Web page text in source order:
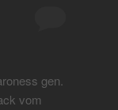
gen.
vom